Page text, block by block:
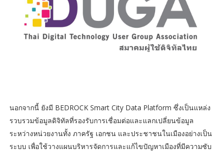
นอกจากนี้ ยังมี BEDROCK Smart City Data Platform ซึ่งเป็นแหล่ง
รวบรวมข้อมูลดิจิทัลที่รองรับการเชื่อมต่อและแลกเปลี่ยนข้อมูล
ระหว่างหน่วยงานทั้ง ภาครัฐ เอกชน และประชาชนในเมืองอย่างเป็น
ระบบ เพื่อใช้วางแผนบริหารจัดการและแก้ไขปัญหาเมืองที่มีความซับ